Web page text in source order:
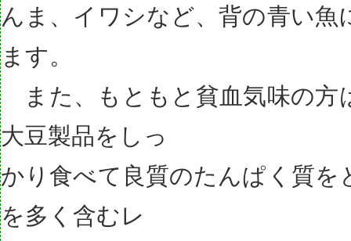
んま、イワシなど、背の青い魚
ます。
また、もともと貧血気味の方
大豆製品をしっ
かり食べて良質のたんぱく質を
を多く含むレ